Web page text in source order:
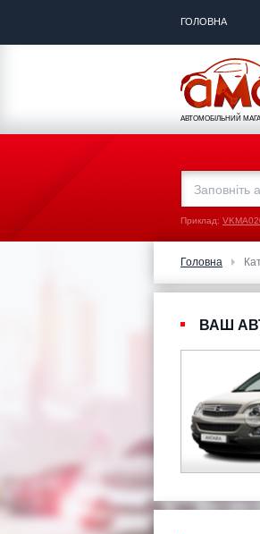
ГОЛОВНА
АВТОМОБІЛЬНИЙ
Приклад:
Головна
ВАШ